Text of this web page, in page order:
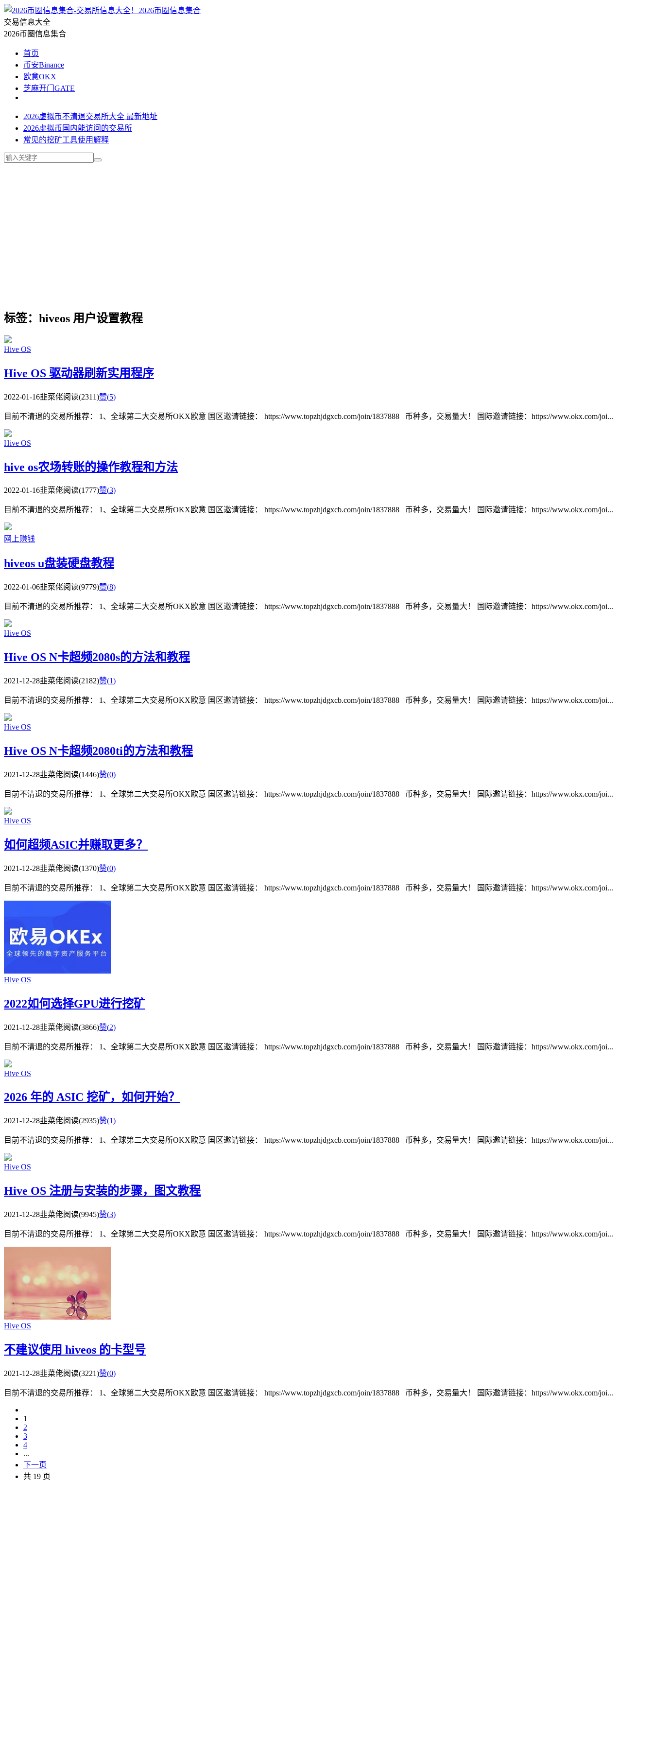
2026币圈信息集合
交易信息大全
2026币圈信息集合
首页
币安Binance
欧意OKX
芝麻开门GATE
2026虚拟币不清退交易所大全 最新地址
2026虚拟币国内能访问的交易所
常见的挖矿工具使用解释
标签：hiveos 用户设置教程
Hive OS
Hive OS 驱动器刷新实用程序
2022-01-16韭菜佬阅读(2311)赞(5)
目前不清退的交易所推荐： 1、全球第二大交易所OKX欧意 国区邀请链接： https://www.topzhjdgxcb.com/join/1837888 币种多，交易量大！ 国际邀请链接：https://www.okx.com/joi...
Hive OS
hive os农场转账的操作教程和方法
2022-01-16韭菜佬阅读(1777)赞(3)
目前不清退的交易所推荐： 1、全球第二大交易所OKX欧意 国区邀请链接： https://www.topzhjdgxcb.com/join/1837888 币种多，交易量大！ 国际邀请链接：https://www.okx.com/joi...
网上赚钱
hiveos u盘装硬盘教程
2022-01-06韭菜佬阅读(9779)赞(8)
目前不清退的交易所推荐： 1、全球第二大交易所OKX欧意 国区邀请链接： https://www.topzhjdgxcb.com/join/1837888 币种多，交易量大！ 国际邀请链接：https://www.okx.com/joi...
Hive OS
Hive OS N卡超频2080s的方法和教程
2021-12-28韭菜佬阅读(2182)赞(1)
目前不清退的交易所推荐： 1、全球第二大交易所OKX欧意 国区邀请链接： https://www.topzhjdgxcb.com/join/1837888 币种多，交易量大！ 国际邀请链接：https://www.okx.com/joi...
Hive OS
Hive OS N卡超频2080ti的方法和教程
2021-12-28韭菜佬阅读(1446)赞(0)
目前不清退的交易所推荐： 1、全球第二大交易所OKX欧意 国区邀请链接： https://www.topzhjdgxcb.com/join/1837888 币种多，交易量大！ 国际邀请链接：https://www.okx.com/joi...
Hive OS
如何超频ASIC并赚取更多？
2021-12-28韭菜佬阅读(1370)赞(0)
目前不清退的交易所推荐： 1、全球第二大交易所OKX欧意 国区邀请链接： https://www.topzhjdgxcb.com/join/1837888 币种多，交易量大！ 国际邀请链接：https://www.okx.com/joi...
Hive OS
2022如何选择GPU进行挖矿
2021-12-28韭菜佬阅读(3866)赞(2)
目前不清退的交易所推荐： 1、全球第二大交易所OKX欧意 国区邀请链接： https://www.topzhjdgxcb.com/join/1837888 币种多，交易量大！ 国际邀请链接：https://www.okx.com/joi...
Hive OS
2026 年的 ASIC 挖矿，如何开始？
2021-12-28韭菜佬阅读(2935)赞(1)
目前不清退的交易所推荐： 1、全球第二大交易所OKX欧意 国区邀请链接： https://www.topzhjdgxcb.com/join/1837888 币种多，交易量大！ 国际邀请链接：https://www.okx.com/joi...
Hive OS
Hive OS 注册与安装的步骤，图文教程
2021-12-28韭菜佬阅读(9945)赞(3)
目前不清退的交易所推荐： 1、全球第二大交易所OKX欧意 国区邀请链接： https://www.topzhjdgxcb.com/join/1837888 币种多，交易量大！ 国际邀请链接：https://www.okx.com/joi...
Hive OS
不建议使用 hiveos 的卡型号
2021-12-28韭菜佬阅读(3221)赞(0)
目前不清退的交易所推荐： 1、全球第二大交易所OKX欧意 国区邀请链接： https://www.topzhjdgxcb.com/join/1837888 币种多，交易量大！ 国际邀请链接：https://www.okx.com/joi...
1
2
3
4
...
下一页
共 19 页